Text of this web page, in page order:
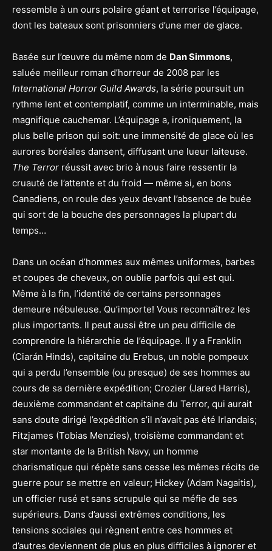
ressemble à un ours polaire géant et terrorise l’équipage,
dont les bateaux sont prisonniers d’une mer de glace.
Basée sur l’œuvre du même nom de Dan Simmons,
saluée meilleur roman d’horreur de 2008 par les
International Horror Guild Awards, la série poursuit un
rythme lent et contemplatif, comme un interminable, mais
magnifique cauchemar. L’équipage a, ironiquement, la
plus belle prison qui soit: une immensité de glace où les
aurores boréales dansent, diffusant une lueur laiteuse.
The Terror réussit avec brio à nous faire ressentir la
cruauté de l’attente et du froid — même si, en bons
Canadiens, on roule des yeux devant l’absence de buée
qui sort de la bouche des personnages la plupart du
temps…
Dans un océan d’hommes aux mêmes uniformes, barbes
et coupes de cheveux, on oublie parfois qui est qui.
Même à la fin, l’identité de certains personnages
demeure nébuleuse. Qu’importe! Vous reconnaîtrez les
plus importants. Il peut aussi être un peu difficile de
comprendre la hiérarchie de l’équipage. Il y a Franklin
(Ciarán Hinds), capitaine du Erebus, un noble pompeux
qui a perdu l’ensemble (ou presque) de ses hommes au
cours de sa dernière expédition; Crozier (Jared Harris),
deuxième commandant et capitaine du Terror, qui aurait
sans doute dirigé l’expédition s’il n’avait pas été Irlandais;
Fitzjames (Tobias Menzies), troisième commandant et
star montante de la British Navy, un homme
charismatique qui répète sans cesse les mêmes récits de
guerre pour se mettre en valeur; Hickey (Adam Nagaitis),
un officier rusé et sans scrupule qui se méfie de ses
supérieurs. Dans d’aussi extrêmes conditions, les
tensions sociales qui règnent entre ces hommes et
d’autres deviennent de plus en plus difficiles à ignorer et